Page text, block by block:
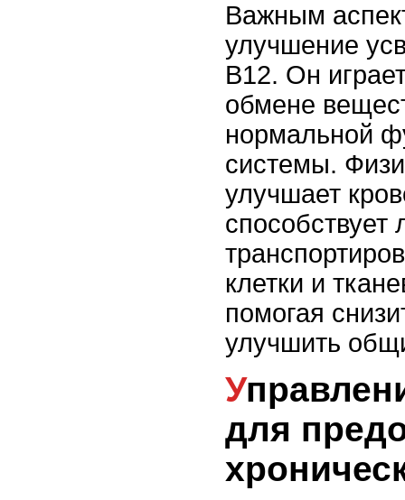
Важным
улучшение
B12. Он
обмене
нормальной
системы.
улучшает
способствует
клетки и
помогая
улучшить
Управление стрессом
для